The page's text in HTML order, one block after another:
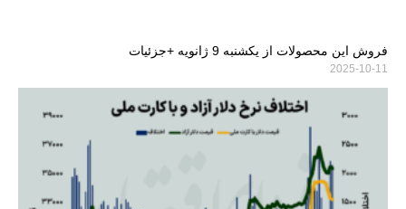
فروش این محصولات از یکشنبه 9 ژانویه +جزئیات
2025-10-11